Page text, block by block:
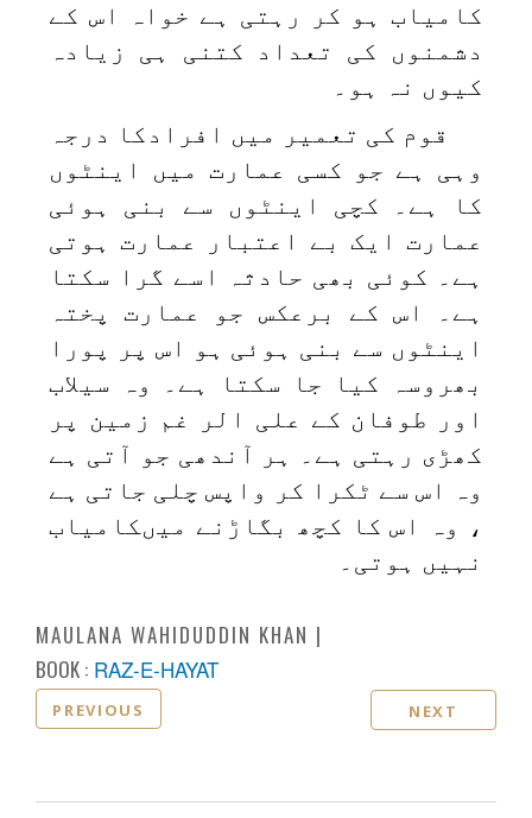
کامیاب ہو کر رہتی ہے خواہ اس کے
دشمنوں کی تعداد کتنی ہی زیادہ
کیوں نہ ہو۔
قوم کی تعمیر میں افرادکا درجہ
وہی ہے جو کسی عمارت میں اینٹوں
کا ہے۔ کچی اینٹوں سے بنی ہوئی
عمارت ایک بے اعتبار عمارت ہوتی
ہے۔ کوئی بھی حادثہ اسے گرا سکتا
ہے۔ اس کے برعکس جو عمارت پختہ
اینٹوں سے بنی ہوئی ہو اس پر پورا
بھروسہ کیا جا سکتا ہے۔ وہ سیلاب
اور طوفان کے علی الر غم زمین پر
کھڑی رہتی ہے۔ ہر آندھی جو آتی ہے
وہ اس سے ٹکرا کر واپس چلی جاتی ہے
، وہ اس کا کچھ بگاڑنے میںکامیاب
نہیں ہوتی۔
MAULANA WAHIDUDDIN KHAN
BOOK : RAZ-E-HAYAT
PREVIOUS NEXT